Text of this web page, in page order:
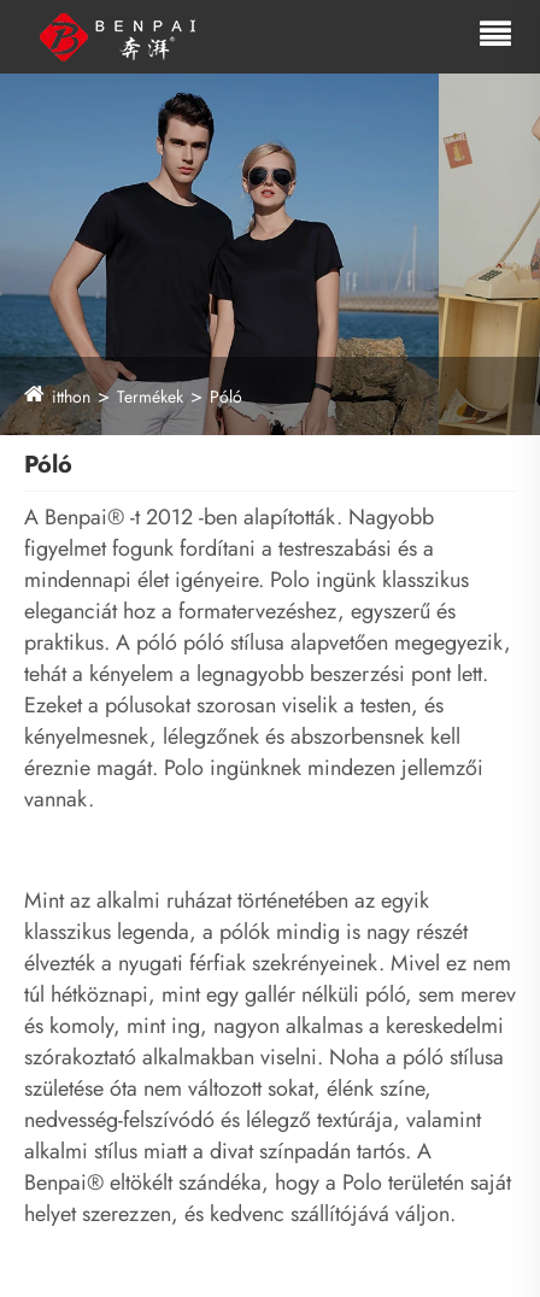
itthon Termékek Póló
Póló
A Benpai® -t 2012 -ben alapították. Nagyobb
figyelmet fogunk fordítani a testreszabási és a
mindennapi élet igényeire. Polo ingünk klasszikus
eleganciát hoz a formatervezéshez, egyszerű és
praktikus. A póló póló stílusa alapvetően megegyezik,
tehát a kényelem a legnagyobb beszerzési pont lett.
Ezeket a pólusokat szorosan viselik a testen, és
kényelmesnek, lélegzőnek és abszorbensnek kell
éreznie magát. Polo ingünknek mindezen jellemzői
vannak.
Mint az alkalmi ruházat történetében az egyik
klasszikus legenda, a pólók mindig is nagy részét
élvezték a nyugati férfiak szekrényeinek. Mivel ez nem
túl hétköznapi, mint egy gallér nélküli póló, sem merev
és komoly, mint ing, nagyon alkalmas a kereskedelmi
szórakoztató alkalmakban viselni. Noha a póló stílusa
születése óta nem változott sokat, élénk színe,
nedvesség-felszívódó és lélegző textúrája, valamint
alkalmi stílus miatt a divat színpadán tartós. A
Benpai® eltökélt szándéka, hogy a Polo területén saját
helyet szerezzen, és kedvenc szállítójává váljon.